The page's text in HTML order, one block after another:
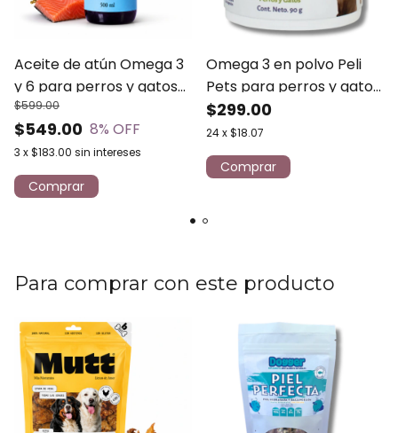
Aceite de atún Omega 3
y 6 para perros y gatos
MUTT 500 ml
$549.00
$599.00
8% OFF
3 x$183.00 sin intereses
Omega 3 en polvo Peli
Pets para perros y gatos
- Nartex 90 grs
$299.00
24x$18.07
Para comprar con este producto